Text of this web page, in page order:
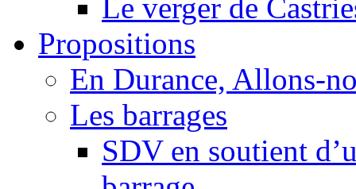
Le verger de
Propositions
En Durance, Allons-
Les barrages
SDV en soutient